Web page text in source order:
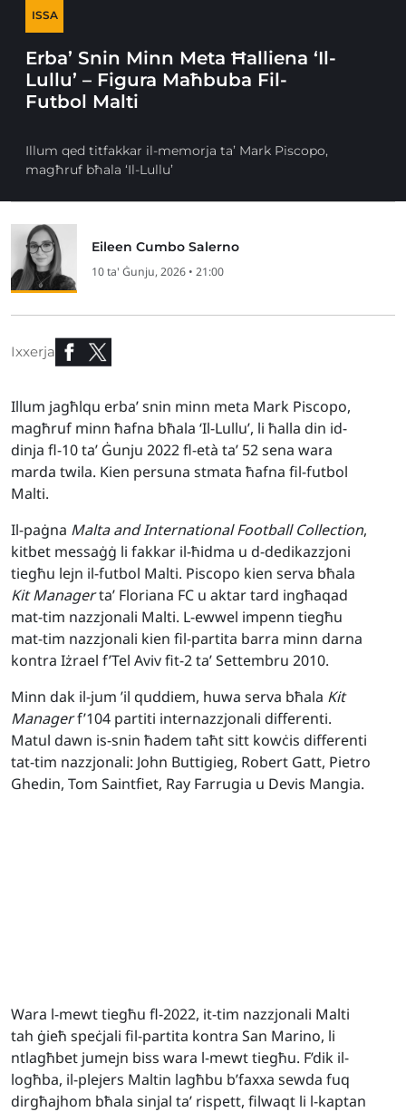
ISSA
Erba’ Snin Minn Meta Ħalliena ‘Il-
Lullu’ – Figura Maħbuba Fil-
Futbol Malti
Illum qed titfakkar il-memorja ta’ Mark Piscopo,
magħruf bħala ‘Il-Lullu’
Eileen Cumbo Salerno
10 ta' Ġunju, 2026 • 21:00
Ixxerja
Illum jagħlqu erba’ snin minn meta Mark Piscopo,
magħruf minn ħafna bħala ‘Il-Lullu’, li ħalla din id-
dinja fl-10 ta’ Ġunju 2022 fl-età ta’ 52 sena wara
marda twila. Kien persuna stmata ħafna fil-futbol
Malti.
Il-paġna Malta and International Football Collection,
kitbet messaġġ li fakkar il-ħidma u d-dedikazzjoni
tiegħu lejn il-futbol Malti. Piscopo kien serva bħala
Kit Managerta’ Floriana FC u aktar tard ingħaqad
mat-tim nazzjonali Malti. L-ewwel impenn tiegħu
mat-tim nazzjonali kien fil-partita barra minn darna
kontra Iżrael f’Tel Aviv fit-2 ta’ Settembru 2010.
Minn dak il-jum ’il quddiem, huwa serva bħala Kit
Managerf’104 partiti internazzjonali differenti.
Matul dawn is-snin ħadem taħt sitt kowċis differenti
tat-tim nazzjonali: John Buttigieg, Robert Gatt, Pietro
Ghedin, Tom Saintfiet, Ray Farrugia u Devis Mangia.
Wara l-mewt tiegħu fl-2022, it-tim nazzjonali Malti
tah ġieħ speċjali fil-partita kontra San Marino, li
ntlagħbet jumejn biss wara l-mewt tiegħu. F’dik il-
logħba, il-plejers Maltin lagħbu b’faxxa sewda fuq
dirgħajhom bħala sinjal ta’ rispett, filwaqt li l-kaptan